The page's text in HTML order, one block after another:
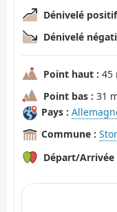
Dénivelé
Dénivelé
Point haut : 45
Point bas : 31
Pays :
Commune :
Départ/Arrivée